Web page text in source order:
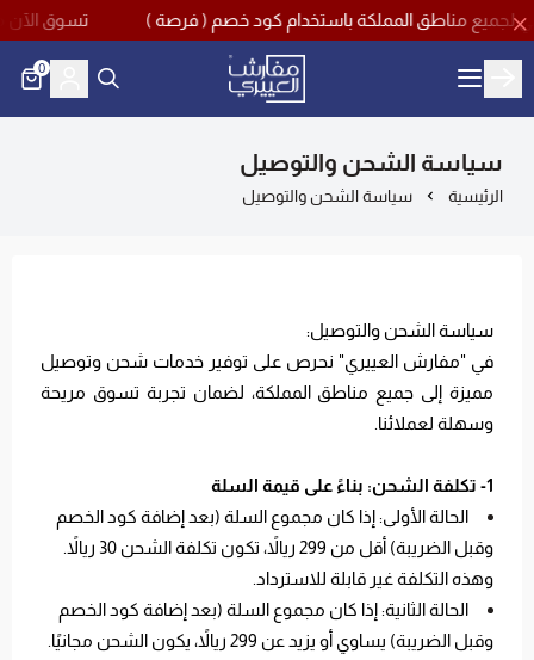
تسوق الآن مع اقوى تخفيضات
مفارش العييري
0
سياسة الشحن والتوصيل
الرئيسية سياسة الشحن والتوصيل
سياسة الشحن والتوصيل:
في "مفارش العييري" نحرص على توفير خدمات شحن وتوصيل
مميزة إلى جميع مناطق المملكة، لضمان تجربة تسوق مريحة
وسهلة لعملائنا.
1- تكلفة الشحن: بناءً على قيمة السلة
الحالة الأولى: إذا كان مجموع السلة (بعد إضافة كود الخصم
وقبل الضريبة) أقل من 299 ريالاً، تكون تكلفة الشحن 30 ريالاً.
وهذه التكلفة غير قابلة للاسترداد.
الحالة الثانية: إذا كان مجموع السلة (بعد إضافة كود الخصم
وقبل الضريبة) يساوي أو يزيد عن 299 ريالاً، يكون الشحن مجانيًا.